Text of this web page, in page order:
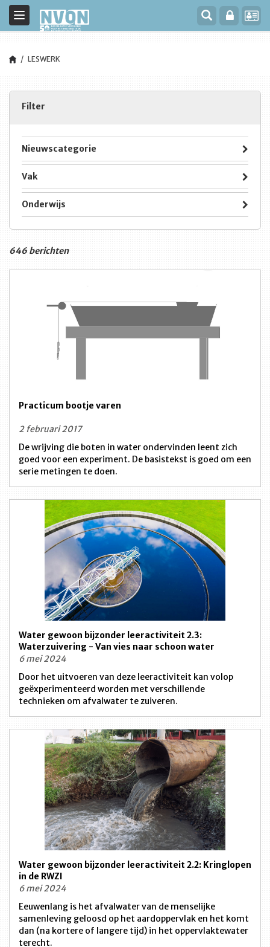
Toggle
navigation
LESWERK
Filter
Nieuwscategorie
Vak
Onderwijs
646 berichten
Practicum bootje varen
2 februari 2017
De wrijving die boten in water ondervinden leent zich
goed voor een experiment. De basistekst is goed om een
serie metingen te doen.
Water gewoon bijzonder leeractiviteit 2.3:
Waterzuivering - Van vies naar schoon water
6 mei 2024
Door het uitvoeren van deze leeractiviteit kan volop
geëxperimenteerd worden met verschillende
technieken om afvalwater te zuiveren.
Water gewoon bijzonder leeractiviteit 2.2: Kringlopen
in de RWZI
6 mei 2024
Eeuwenlang is het afvalwater van de menselijke
samenleving geloosd op het aardoppervlak en het komt
dan (na kortere of langere tijd) in het oppervlaktewater
terecht.